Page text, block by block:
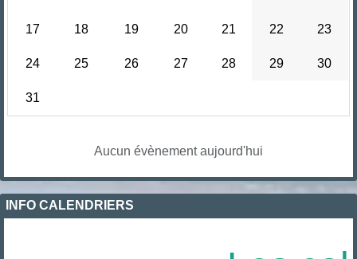
17 18 19 20 21 22 23
24 25 26 27 28 29 30
31
Aucun évènement aujourd'hui
INFO CALENDRIERS